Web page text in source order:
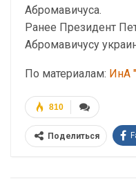
Абромавичуса.
Ранее Президент
Абромавичусу
По материалам: ИнА
810
Поделиться